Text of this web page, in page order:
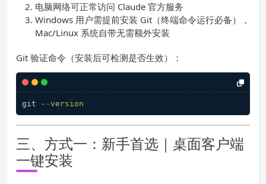
电脑网络可正常访问 Claude 官方服务
Windows 用户需提前安装 Git（终端命令运行必备），
Mac/Linux 系统自带无需额外安装
Git 验证命令（安装后可检测是否生效）：
git --version
三、方式一：新手首选｜桌面客户端
一键安装